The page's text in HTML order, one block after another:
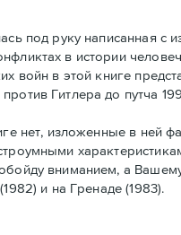
под руку написанная
в истории
войн в этой книге
Гитлера до путча
нет, изложенные в ней
вниманием, а
и на Гренадe (1983).